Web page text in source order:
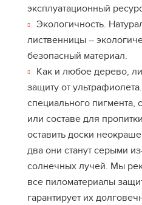
эксплуатационный
Экологичность.
лиственницы –
безопасный материал.
Как и любое дерево,
защиту от
специального
или составе для
оставить доски
два они станут серыми
солнечных лучей. Мы
все пиломатериалы
гарантирует их